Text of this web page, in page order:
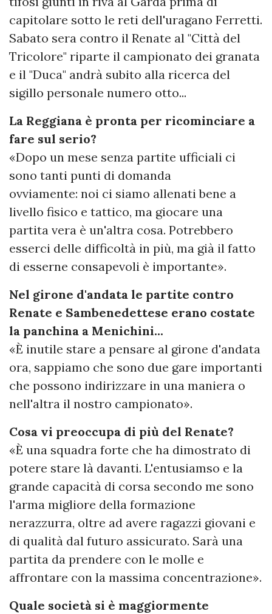
capitolare sotto le reti dell'uragano Ferretti.
Sabato sera contro il Renate al "Città del
Tricolore" riparte il campionato dei granata
e il "Duca" andrà subito alla ricerca del
sigillo personale numero otto...
La Reggiana è pronta per ricominciare a
fare sul serio?
«Dopo un mese senza partite ufficiali ci
sono tanti punti di domanda
ovviamente: noi ci siamo allenati bene a
livello fisico e tattico, ma giocare una
partita vera è un'altra cosa. Potrebbero
esserci delle difficoltà in più, ma già il fatto
di esserne consapevoli è importante».
Nel girone d'andata le partite contro
Renate e Sambenedettese erano costate
la panchina a Menichini...
«È inutile stare a pensare al girone d'andata
ora, sappiamo che sono due gare importanti
che possono indirizzare in una maniera o
nell'altra il nostro campionato».
Cosa vi preoccupa di più del Renate?
«È una squadra forte che ha dimostrato di
potere stare là davanti. L'entusiamso e la
grande capacità di corsa secondo me sono
l'arma migliore della formazione
nerazzurra, oltre ad avere ragazzi giovani e
di qualità dal futuro assicurato. Sarà una
partita da prendere con le molle e
affrontare con la massima concentrazione».
Quale società si è maggiormente